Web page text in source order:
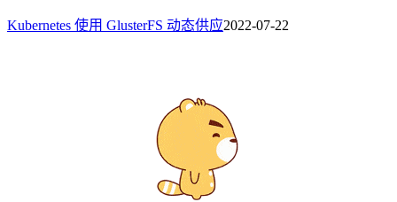
Kubernetes 使用 GlusterFS 动态供应2022-07-22